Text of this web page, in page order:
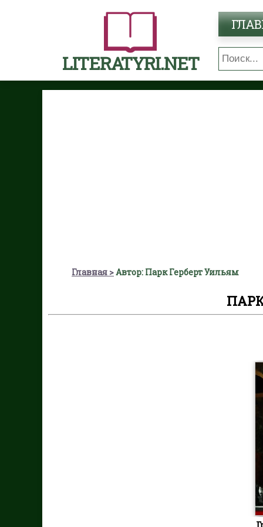
LITERATYRI.NET
Главная Автор: Парк Герберт Уильям